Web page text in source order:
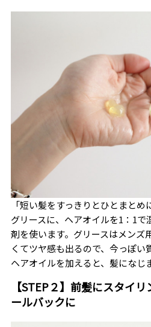
「短い髪をすっきりとひとまと
グリースに、ヘアオイルを1：1
剤を使います。グリースはメンズ
くてツヤ感も出るので、今っぽい
ヘアオイルを加えると、髪になじ
【STEP２】前髪にスタイリ
ールバックに